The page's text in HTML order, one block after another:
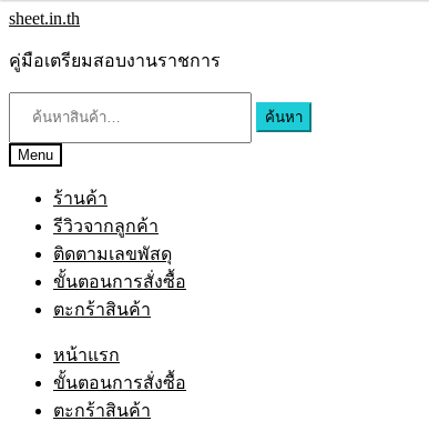
sheet.in.th
คู่มือเตรียมสอบงานราชการ
ค้นหา
Menu
ร้านค้า
รีวิวจากลูกค้า
ติดตามเลขพัสดุ
ขั้นตอนการสั่งซื้อ
ตะกร้าสินค้า
หน้าแรก
ขั้นตอนการสั่งซื้อ
ตะกร้าสินค้า